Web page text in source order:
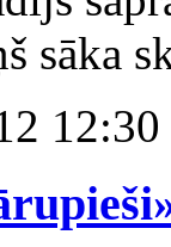
sāka
12:30